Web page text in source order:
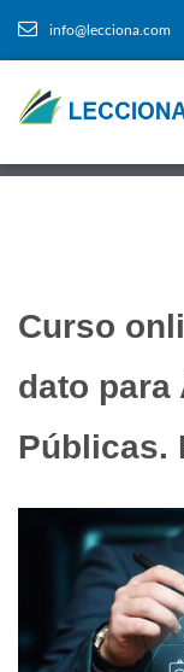
info@lecciona.com
Curso
dato
Públicas.